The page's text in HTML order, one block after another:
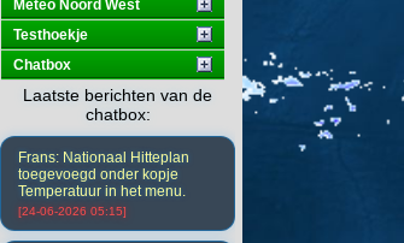
Meteo Noord West
Testhoekje
Chatbox
Laatste berichten van de
chatbox:
Frans: Nationaal Hitteplan
toegevoegd onder kopje
Temperatuur in het menu.
[24-06-2026 05:15]